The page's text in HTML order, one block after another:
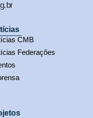
CMB
Federações